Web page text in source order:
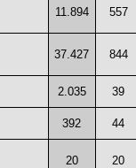
11.894 557
37.427 844
2.035 39
392 44
20 20